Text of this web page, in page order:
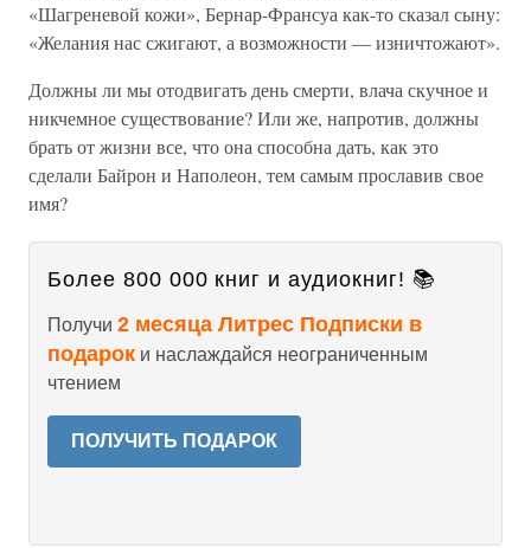
«Шагреневой кожи», Бернар-Франсуа как-то сказал сыну:
«Желания нас сжигают, а возможности — изничтожают».
Должны ли мы отодвигать день смерти, влача скучное и
никчемное существование? Или же, напротив, должны
брать от жизни все, что она способна дать, как это
сделали Байрон и Наполеон, тем самым прославив свое
имя?
Более 800 000 книг и аудиокниг! 📚
Получи 2 месяца Литрес Подписки в
подарок и наслаждайся неограниченным
чтением
ПОЛУЧИТЬ ПОДАРОК